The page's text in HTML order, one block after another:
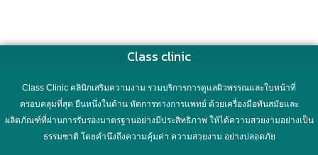
Class clinic
Class Clinic คลินิกเสริมความงาม รวมบริการการดูแลผิวพรรณและใบหน้าที่
ครอบคลุมที่สุด ยืนหนึ่งในด้าน หัตการทางการแพทย์ ด้วยเครื่องมือทันสมัยและ
ผลิตภัณฑ์ที่ผ่านการรับรองมาตรฐานอย่างมีประสิทธิภาพ ให้ได้ความสวยงามอย่างเป็น
ธรรมชาติ โดยคำนึงถึงความคุ้มค่า ความสวยงาม อย่างปลอดภัย